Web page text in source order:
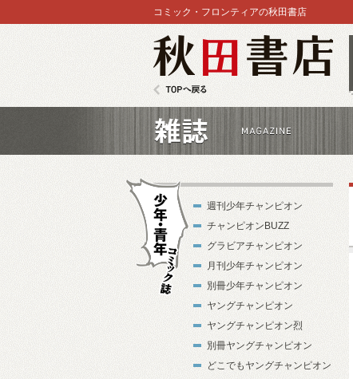
コミック・フロンティアの秋田書店
週刊少年チャンピオン
チャンピオンBUZZ
グラビアチャンピオン
月刊少年チャンピオン
別冊少年チャンピオン
ヤングチャンピオン
ヤングチャンピオン烈
別冊ヤングチャンピオン
どこでもヤングチャンピオン